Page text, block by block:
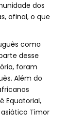
dos
afinal, o que
como
desse
foram
Além do
Equatorial,
Timor